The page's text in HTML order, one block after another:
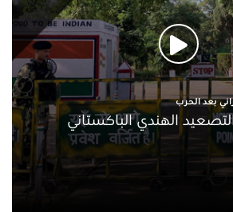
بعد الحرب
الهندي الباكستاني